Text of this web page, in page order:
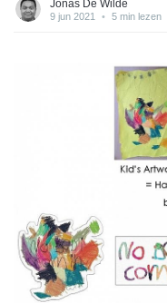
Jonas De Wilde
9 jun 2021 • 5 min lezen